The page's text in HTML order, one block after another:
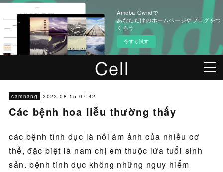
Ameba Owndで
あなただけのホームページやブログをつ
くろう
今すぐ試す
camnang 2022.08.15 07:42
Các bệnh hoa liễu thường thấy
các bệnh tình dục là nỗi ám ảnh của nhiều cơ
thể, đặc biệt là nam chị em thuộc lứa tuổi sinh
sản. bệnh tình dục không những nguy hiểm